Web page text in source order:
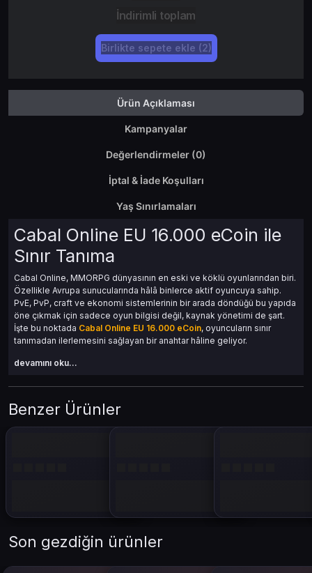
İndirimli toplam
Birlikte sepete ekle (2)
Ürün Açıklaması
Kampanyalar
Değerlendirmeler (0)
İptal & İade Koşulları
Yaş Sınırlamaları
Cabal Online EU 16.000 eCoin ile
Sınır Tanıma
Cabal Online, MMORPG dünyasının en eski ve köklü oyunlarından biri.
Özellikle Avrupa sunucularında hâlâ binlerce aktif oyuncuya sahip.
PvE, PvP, craft ve ekonomi sistemlerinin bir arada döndüğü bu yapıda
öne çıkmak için sadece oyun bilgisi değil, kaynak yönetimi de şart.
İşte bu noktada Cabal Online EU 16.000 eCoin, oyuncuların sınır
tanımadan ilerlemesini sağlayan bir anahtar hâline geliyor.
Bu yazı boyunca hem
şekilde kullanıldı. Yapay zeka kokmayan, oyuncuya doğrudan hitap
eden, SEO dostu ve gerçek bir içerik sunulmuştur.
ve Gelişmiş Oyun Mekanikleri
Cabal Online sadece “mob kes, level atla” oyunu değil. Her şeyin
ekonomi daha canlı, PvP daha rekabetçi. PvE’deki zorluklar ise daha
devamını oku...
Benzer Ürünler
Son gezdiğin ürünler